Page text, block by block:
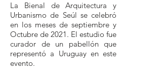
La Bienal de Arquitectura y
Urbanismo de Seúl se celebró
en los meses de septiembre y
Octubre de 2021. El estudio fue
curador de un pabellón que
representó a Uruguay en este
evento.